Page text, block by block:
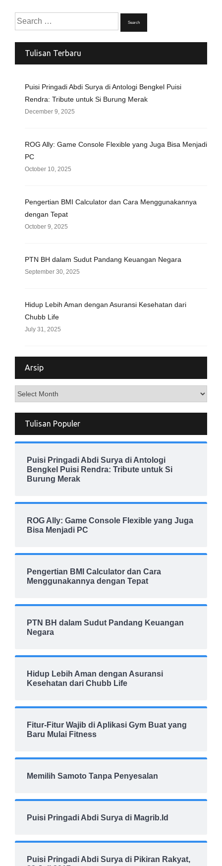
Search
for:
Tulisan Terbaru
Puisi Pringadi Abdi Surya di Antologi Bengkel Puisi
Rendra: Tribute untuk Si Burung Merak
December 9, 2025
ROG Ally: Game Console Flexible yang Juga Bisa Menjadi
PC
October 10, 2025
Pengertian BMI Calculator dan Cara Menggunakannya
dengan Tepat
October 9, 2025
PTN BH dalam Sudut Pandang Keuangan Negara
September 30, 2025
Hidup Lebih Aman dengan Asuransi Kesehatan dari
Chubb Life
July 31, 2025
Arsip
Arsip
Tulisan Populer
Puisi Pringadi Abdi Surya di Antologi
Bengkel Puisi Rendra: Tribute untuk Si
Burung Merak
ROG Ally: Game Console Flexible yang Juga
Bisa Menjadi PC
Pengertian BMI Calculator dan Cara
Menggunakannya dengan Tepat
PTN BH dalam Sudut Pandang Keuangan
Negara
Hidup Lebih Aman dengan Asuransi
Kesehatan dari Chubb Life
Fitur-Fitur Wajib di Aplikasi Gym Buat yang
Baru Mulai Fitness
Memilih Samoto Tanpa Penyesalan
Puisi Pringadi Abdi Surya di Magrib.Id
Puisi Pringadi Abdi Surya di Pikiran Rakyat,